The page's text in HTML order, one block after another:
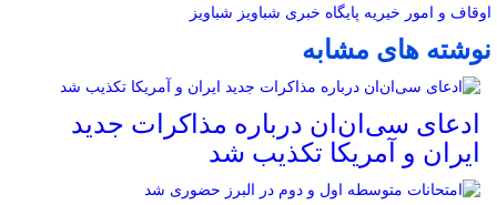
اوقاف و امور خیریه پایگاه خبری شباویز شباویز
نوشته های مشابه
ادعای سی‌ان‌ان درباره مذاکرات جدید
ایران و آمریکا تکذیب شد